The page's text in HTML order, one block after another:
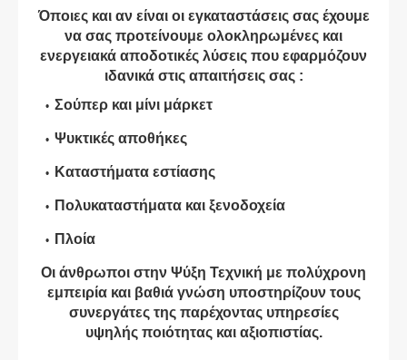
Όποιες και αν είναι οι εγκαταστάσεις σας έχουμε
να σας προτείνουμε ολοκληρωμένες και
ενεργειακά αποδοτικές λύσεις που εφαρμόζουν
ιδανικά στις απαιτήσεις σας :
Σούπερ και μίνι μάρκετ
Ψυκτικές αποθήκες
Καταστήματα εστίασης
Πολυκαταστήματα και ξενοδοχεία
Πλοία
Οι άνθρωποι στην Ψύξη Τεχνική με πολύχρονη
εμπειρία και βαθιά γνώση υποστηρίζουν τους
συνεργάτες της παρέχοντας υπηρεσίες
υψηλής ποιότητας και αξιοπιστίας.